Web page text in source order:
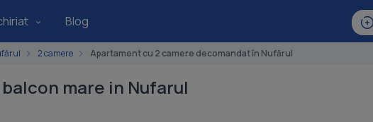
Blog
2 camere Apartament cu 2 camere decomandat în Nufărul
mare in Nufarul